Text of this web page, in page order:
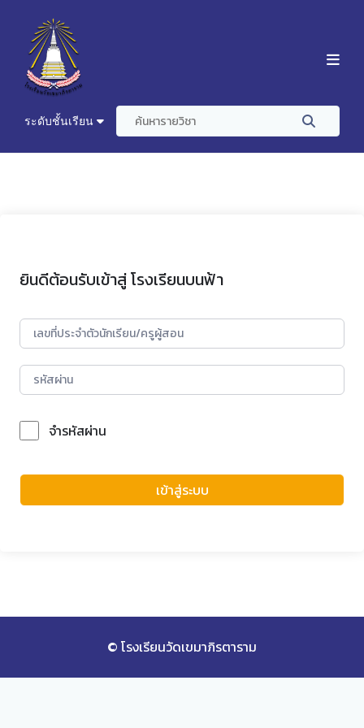
ระดับชั้นเรียน
ยินดีต้อนรับเข้าสู่ โรงเรียนบนฟ้า
จำรหัสผ่าน
เข้าสู่ระบบ
© โรงเรียนวัดเขมาภิรตาราม